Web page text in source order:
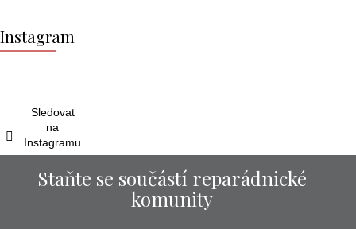
á
p
Instagram
Sledovat
na
Instagramu
Staňte se součástí reparádnické
komunity